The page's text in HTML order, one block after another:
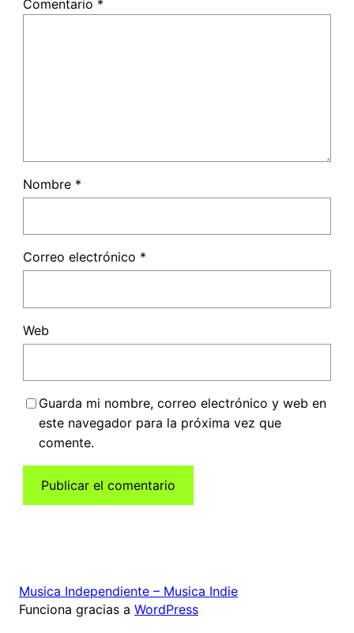
Comentario *
Nombre *
Correo electrónico *
Web
Guarda mi nombre, correo electrónico y web en
este navegador para la próxima vez que
comente.
Musica Independiente – Musica Indie
Funciona gracias a WordPress